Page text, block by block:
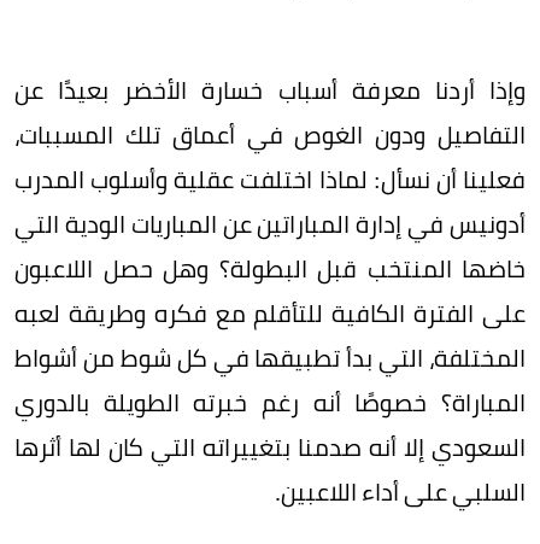
وإذا أردنا معرفة أسباب خسارة الأخضر بعيدًا عن
التفاصيل ودون الغوص في أعماق تلك المسببات،
فعلينا أن نسأل: لماذا اختلفت عقلية وأسلوب المدرب
أدونيس في إدارة المباراتين عن المباريات الودية التي
خاضها المنتخب قبل البطولة؟ وهل حصل اللاعبون
على الفترة الكافية للتأقلم مع فكره وطريقة لعبه
المختلفة، التي بدأ تطبيقها في كل شوط من أشواط
المباراة؟ خصوصًا أنه رغم خبرته الطويلة بالدوري
السعودي إلا أنه صدمنا بتغييراته التي كان لها أثرها
السلبي على أداء اللاعبين.